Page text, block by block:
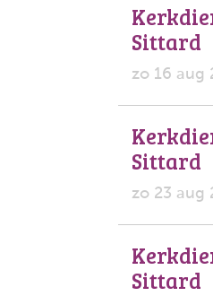
Sittard
zo 16 aug
Sittard
zo 23 aug
Sittard